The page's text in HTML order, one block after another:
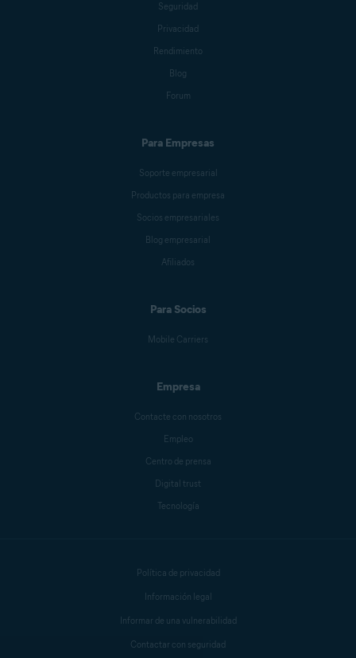
Jessica Valasek Estenssoro
Melanie Weber
Crissy Joshua
Antoinette Cocorinos
Mike Polacko
Carly Burdova
Anthony Freda
Seguridad
Privacidad
Rendimiento
Blog
Forum
Para Empresas
Soporte empresarial
Productos para empresa
Socios empresariales
Blog empresarial
Afiliados
Para Socios
Mobile Carriers
Empresa
Contacte con nosotros
Empleo
Centro de prensa
Digital trust
Tecnología
Política de privacidad
Información legal
Informar de una vulnerabilidad
Contactar con seguridad